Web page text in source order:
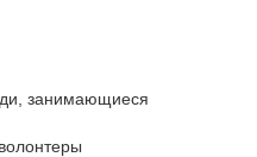
занимающиеся